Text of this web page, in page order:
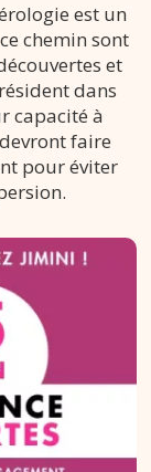
est un
chemin sont
et
dans
capacité à
faire
pour éviter